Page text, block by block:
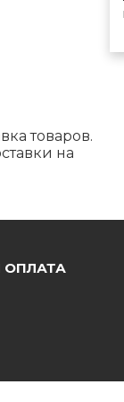
товаров.
на
ОПЛАТА